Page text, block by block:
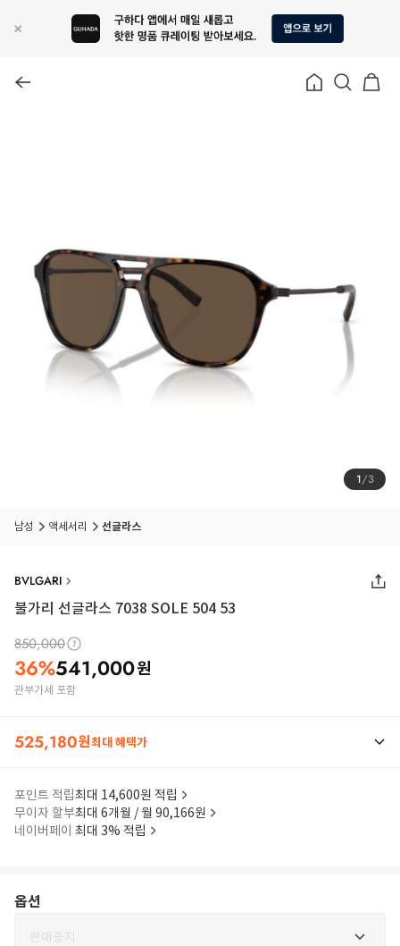
1/3
남성 액세서리 선글라스
BVLGARI
불가리 선글라스 7038 SOLE 504 53
850,000
36%541,000원
관부가세 포함
525,180원최대 혜택가
포인트 적립최대 14,600원 적립
무이자 할부최대 6개월 / 월 90,166원
네이버페이 최대 3% 적립
옵션
판매중지